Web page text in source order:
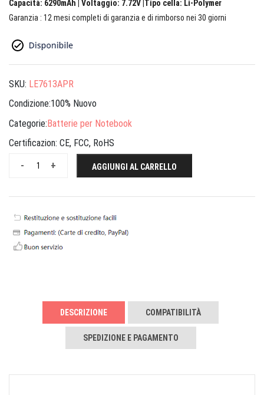
Capacità: 6290mAh | Voltaggio: 7.72V |Tipo cella: Li-Polymer
Garanzia : 12 mesi completi di garanzia e di rimborso nei 30 giorni
SKU: LE7613APR
Condizione:100% Nuovo
Categorie:Batterie per Notebook
Certificazion: CE, FCC, RoHS
+
- AGGIUNGI AL CARRELLO
DESCRIZIONE COMPATIBILITÀ
SPEDIZIONE E PAGAMENTO